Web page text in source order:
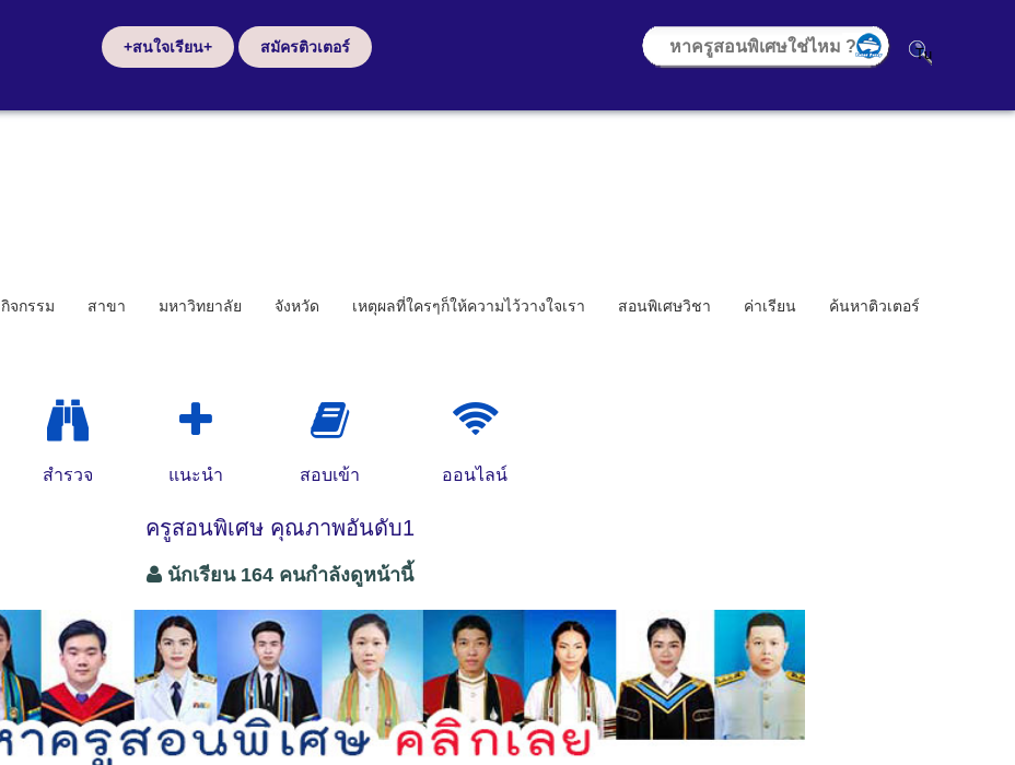
+สนใจเรียน+ สมัครติวเตอร์
กิจกรรม สาขา มหาวิทยาลัย จังหวัด เหตุผลที่ใครๆก็ให้ความไว้วางใจเรา สอนพิเศษวิชา ค่าเรียน ค้นหาติวเตอร์
สำรวจ แนะนำ สอบเข้า ออนไลน์
ครูสอนพิเศษ คุณภาพอันดับ1
นักเรียน 164 คนกำลังดูหน้านี้